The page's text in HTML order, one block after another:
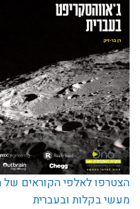
הצטרפו לאלפי הקוראים
מעשי בקלות ובעברית